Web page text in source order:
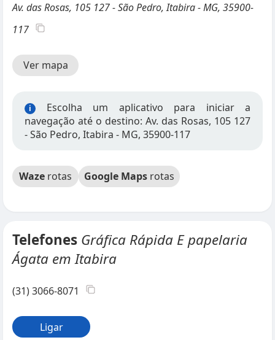
Av. das Rosas, 105 127 - São Pedro, Itabira - MG, 35900-
117
Ver mapa
i
Escolha um aplicativo para iniciar a
navegação até o destino: Av. das Rosas, 105 127
- São Pedro, Itabira - MG, 35900-117
Waze rotas Google Maps rotas
Telefones Gráfica Rápida E papelaria
Ágata em Itabira
(31) 3066-8071
Ligar